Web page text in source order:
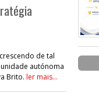
de tal
autónoma
Brito. ler mais...